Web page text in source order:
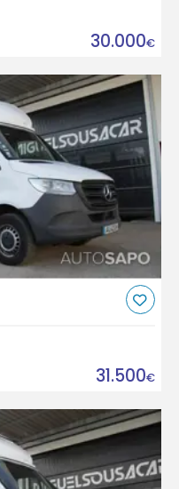
30.000€
31.500€